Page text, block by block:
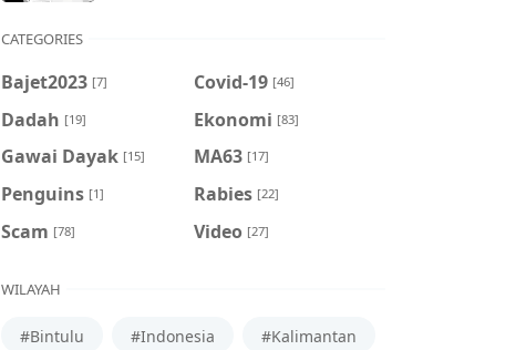
CATEGORIES
Bajet2023 [7] Covid-19 [46]
Dadah [19] Ekonomi [83]
Gawai Dayak [15] MA63 [17]
Penguins [1] Rabies [22]
Scam [78] Video [27]
WILAYAH
#Bintulu #Indonesia #Kalimantan